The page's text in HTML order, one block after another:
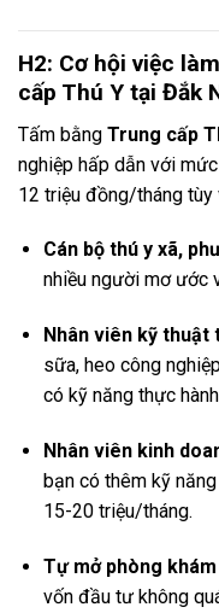
H2: Cơ hội việc
cấp Thú Y tại Đắk
Tấm bằng Trung cấp
nghiệp hấp dẫn với
12 triệu đồng/tháng tùy
Cán bộ thú y xã,
nhiều người mơ ước
Nhân viên kỹ thuật
sữa, heo công
có kỹ năng thực
Nhân viên kinh
bạn có thêm kỹ
15-20 triệu/tháng.
Tự mở phòng
vốn đầu tư không